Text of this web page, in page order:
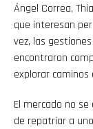
Ángel Correa,
que interesan
vez, las
encontraron
explorar
El mercado no
de repatriar a